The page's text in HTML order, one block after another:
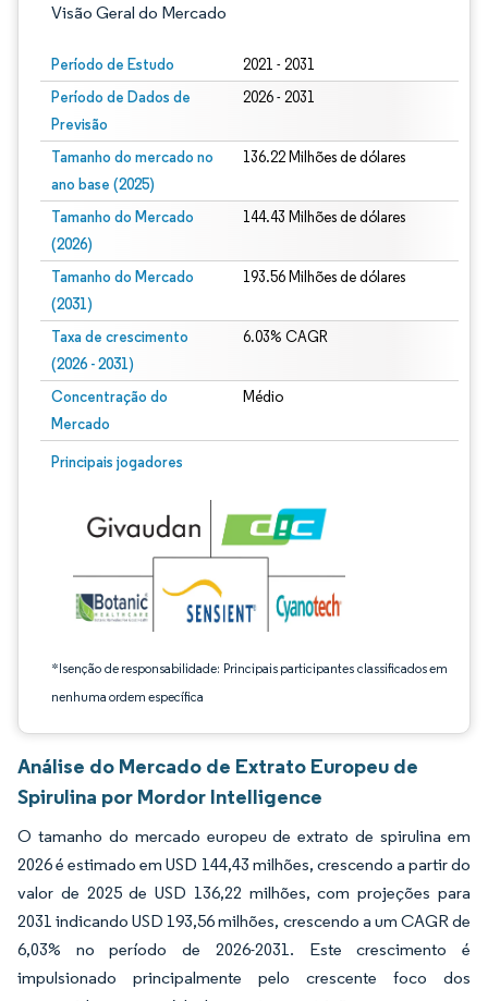
Visão Geral do Mercado
Período de Estudo 2021 - 2031
Período de Dados de
Previsão
2026 - 2031
Tamanho do mercado no
ano base (2025)
136.22 Milhões de dólares
Tamanho do Mercado
(2026)
144.43 Milhões de dólares
Tamanho do Mercado
(2031)
193.56 Milhões de dólares
Taxa de crescimento
(2026 - 2031)
6.03% CAGR
Concentração do
Mercado
Médio
Principais jogadores
*Isenção de responsabilidade: Principais participantes classificados em
nenhuma ordem específica
Imagem © Mordor Intelligence. O reuso requer atribuição conforme CC BY 4.0.
Análise do Mercado de Extrato Europeu de
Spirulina por Mordor Intelligence
O tamanho do mercado europeu de extrato de spirulina em
2026 é estimado em USD 144,43 milhões, crescendo a partir do
valor de 2025 de USD 136,22 milhões, com projeções para
2031 indicando USD 193,56 milhões, crescendo a um CAGR de
6,03% no período de 2026-2031. Este crescimento é
impulsionado principalmente pelo crescente foco dos